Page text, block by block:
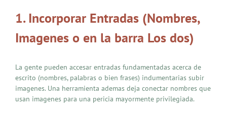
1. Incorporar Entradas (Nombres,
Imagenes o en la barra Los dos)
La gente pueden accesar entradas fundamentadas acerca de
escrito (nombres, palabras o bien frases) indumentarias subir
imagenes. Una herramienta ademas deja conectar nombres que
usan imagenes para una pericia mayormente privilegiada.